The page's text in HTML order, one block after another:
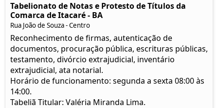
Tabelionato de Notas e Protesto de Títulos da
Comarca de Itacaré - BA
Rua João de Souza - Centro
Reconhecimento de firmas, autenticação de
documentos, procuração pública, escrituras públicas,
testamento, divórcio extrajudicial, inventário
extrajudicial, ata notarial.
Horário de funcionamento: segunda a sexta 08:00 às
14:00.
Tabeliã Titular: Valéria Miranda Lima.